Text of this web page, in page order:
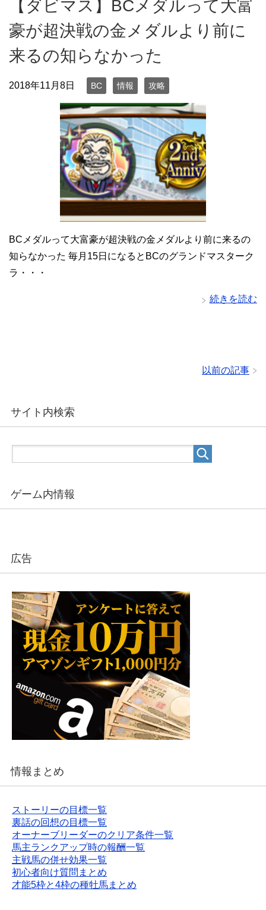
【ダビマス】BCメダルって大富
豪が超決戦の金メダルより前に
来るの知らなかった
2018年11月8日 BC 情報 攻略
BCメダルって大富豪が超決戦の金メダルより前に来るの
知らなかった 毎月15日になるとBCのグランドマスターク
ラ・・・
続きを読む
以前の記事
サイト内検索
ゲーム内情報
広告
情報まとめ
ストーリーの目標一覧
裏話の回想の目標一覧
オーナーブリーダーのクリア条件一覧
馬主ランクアップ時の報酬一覧
主戦馬の併せ効果一覧
初心者向け質問まとめ
才能5枠と4枠の種牡馬まとめ